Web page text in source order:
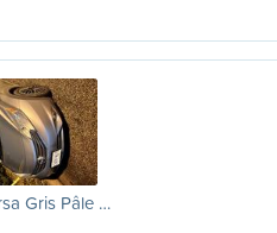
Gris Pâle …